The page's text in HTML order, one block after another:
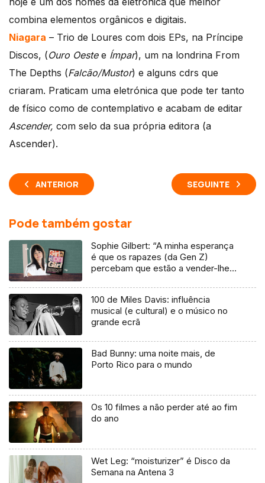
combina elementos orgânicos e digitais.
Niagara – Trio de Loures com dois EPs, na Príncipe
Discos, (Ouro Oestee Ímpar), um na londrina From
The Depths (Falcão/Mustor) e alguns cdrs que
criaram. Praticam uma eletrónica que pode ter tanto
de físico como de contemplativo e acabam de editar
Ascender, com selo da sua própria editora (a
Ascender).
ANTERIOR SEGUINTE
Pode também gostar
Sophie Gilbert: “A minha esperança
é que os rapazes (da Gen Z)
percebam que estão a vender-lhes
100 de Miles Davis: influência
musical (e cultural) e o músico no
grande ecrã
Bad Bunny: uma noite mais, de
Porto Rico para o mundo
Os 10 filmes a não perder até ao fim
do ano
Wet Leg: “moisturizer” é Disco da
Semana na Antena 3